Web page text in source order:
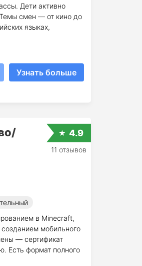
Дети активно
Темы смен — от кино до
языках,
Узнать больше
в Minecraft,
мобильного
— сертификат
Есть формат полного
4.9
11 отзывов